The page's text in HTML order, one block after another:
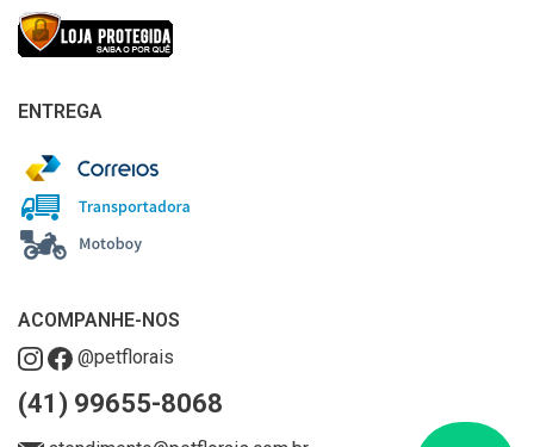
ENTREGA
ACOMPANHE-NOS
@petflorais
(41) 99655-8068